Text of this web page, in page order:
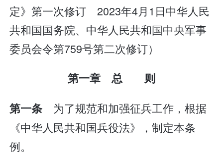
定》第一次修订 2023年4月1日中华人民
共和国国务院、中华人民共和国中央军事
委员会令第759号第二次修订）
第一章 总 则
第一条 为了规范和加强征兵工作，根据
《中华人民共和国兵役法》，制定本条
例。